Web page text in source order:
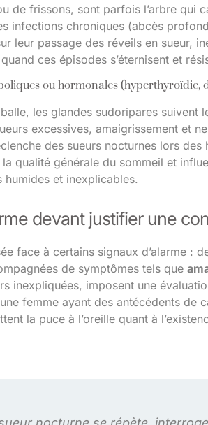
de frissons, sont parfois l’arbre qui
infections chroniques (abcès
leur passage des réveils en sueur,
ces épisodes s’éternisent et
ou hormonales (hyperthyroïdie,
les glandes sudoripares suivent
excessives, amaigrissement et
des sueurs nocturnes lors
qualité générale du sommeil et
et inexplicables.
devant justifier une
face à certains signaux d’alarme :
de symptômes tels que
inexpliquées, imposent une
femme ayant des antécédents de
la puce à l’oreille quant à